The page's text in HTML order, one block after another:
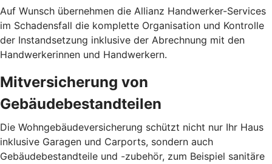
Auf Wunsch übernehmen die Allianz Hand­werker-Services
im Schadensfall die komplette Organisation und Kontrolle
der Instandsetzung inklusive der Abrechnung mit den
Handwerkerinnen und Handwerkern.
Mitversicherung von
Gebäudebestandteilen
Die Wohngebäudeversicherung schützt nicht nur Ihr Haus
inklusive Garagen und Carports, sondern auch
Gebäudebestandteile und -zubehör, zum Beispiel sanitäre